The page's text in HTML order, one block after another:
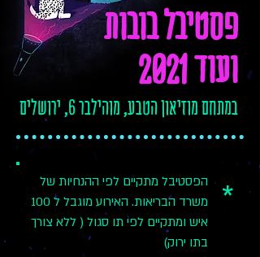
2021
פסטיבל בובות
ועוד
במתחם מוזיאון הטבע, מוהילבר 6, ירושלים
הפסטיבל מתקיים לפי ההנחיות של
משרד הבריאות. האירוע מוגבל ל 100
איש ומתקיים לפי תו סגול ( ללא צורך
בתו ירוק)
*